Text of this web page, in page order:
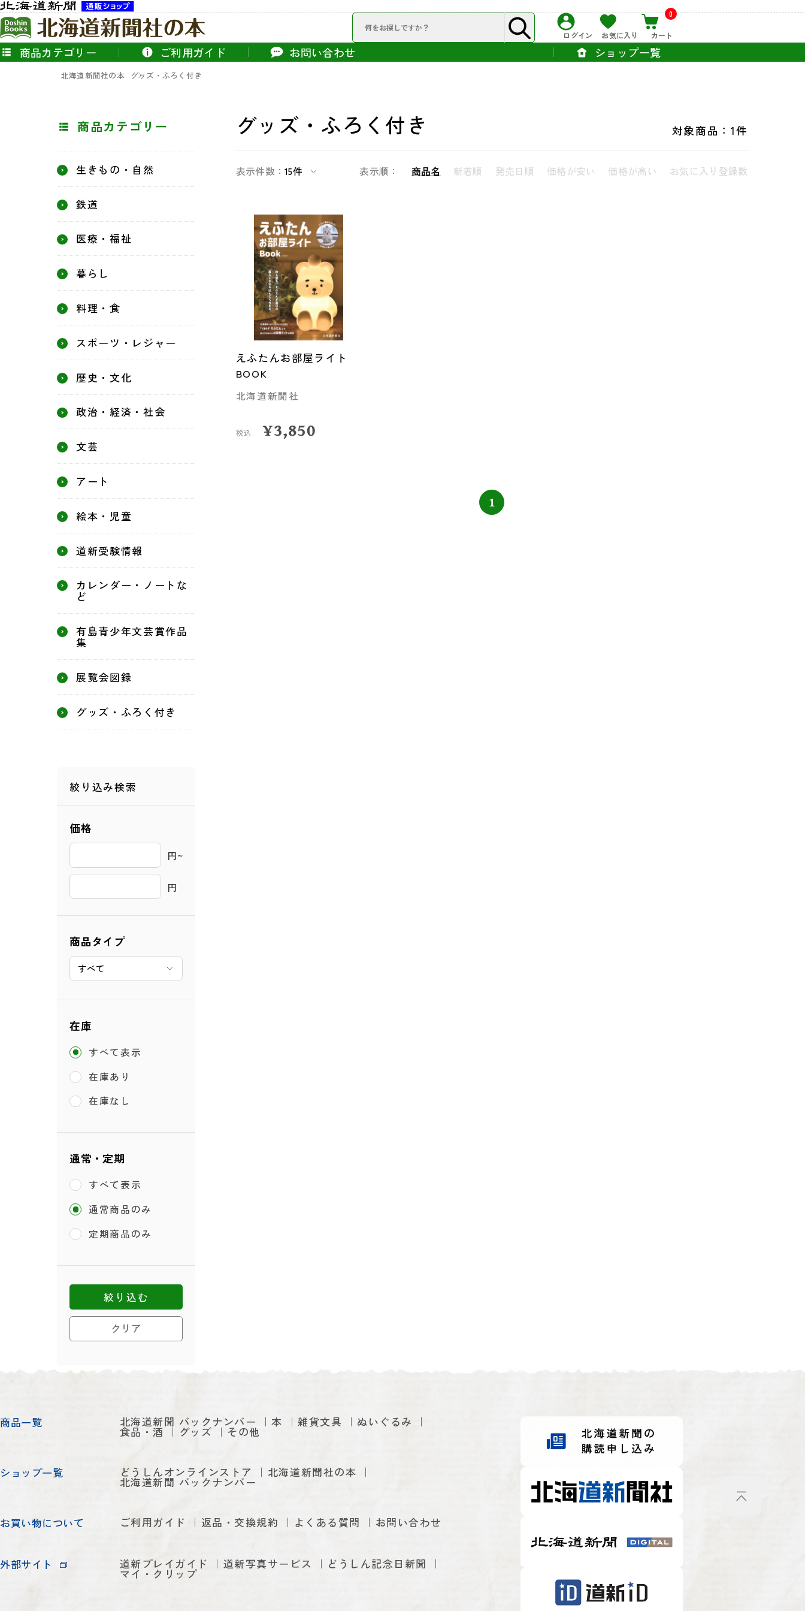
ログイン お気に入り
0
カート
商品カテゴリー ショップ一覧
ご利用ガイド お問い合わせ
北海道新聞社の本 グッズ・ふろく付き
商品カテゴリー
生きもの・自然
鉄道
医療・福祉
暮らし
料理・食
スポーツ・レジャー
歴史・文化
政治・経済・社会
文芸
アート
絵本・児童
道新受験情報
カレンダー・ノートな
ど
有島青少年文芸賞作品
集
展覧会図録
グッズ・ふろく付き
絞り込み検索
価格
円~
円
商品タイプ
在庫
すべて表示
在庫あり
在庫なし
通常・定期
すべて表示
通常商品のみ
定期商品のみ
クリア
絞り込む
グッズ・ふろく付き 対象商品：1件
表示件数：15件 表示順： 商品名 新着順 発売日順 価格が安い 価格が高い お気に入り登録数
えふたんお部屋ライト
BOOK
北海道新聞社
税込 ¥3,850
1
商品一覧 北海道新聞 バックナンバー 本 雑貨文具 ぬいぐるみ
食品・酒 グッズ その他
ショップ一覧 どうしんオンラインストア 北海道新聞社の本
北海道新聞 バックナンバー
お買い物について ご利用ガイド 返品・交換規約 よくある質問 お問い合わせ
外部サイト 道新プレイガイド 道新写真サービス どうしん記念日新聞
マイ・クリップ